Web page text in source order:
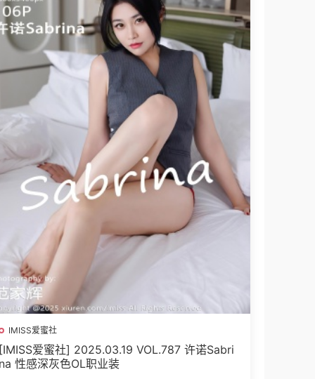
IMISS爱蜜社
爱蜜社] 2025.03.19 VOL.787 许诺Sabri
性感深灰色OL职业装